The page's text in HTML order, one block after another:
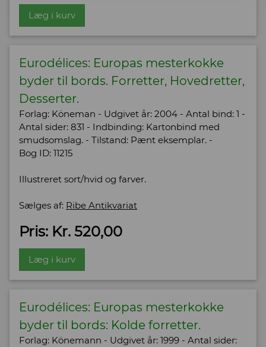
Læg i kurv
Eurodélices: Europas mesterkokke
byder til bords. Forretter, Hovedretter,
Desserter.
Forlag: Köneman - Udgivet år: 2004 - Antal bind: 1 -
Antal sider: 831 - Indbinding: Kartonbind med
smudsomslag. - Tilstand: Pænt eksemplar. -
Bog ID: 11215
Illustreret sort/hvid og farver.
Sælges af: Ribe Antikvariat
Pris: Kr. 520,00
Læg i kurv
Eurodélices: Europas mesterkokke
byder til bords: Kolde forretter.
Forlag: Könemann - Udgivet år: 1999 - Antal sider: